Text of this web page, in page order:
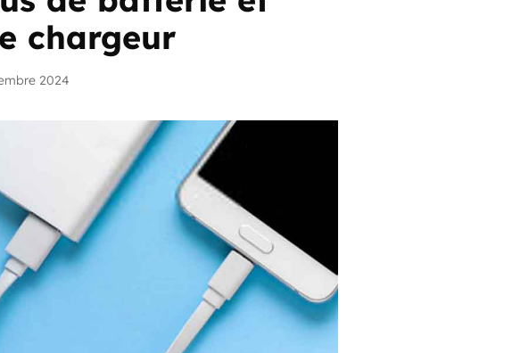
chargeur
2024